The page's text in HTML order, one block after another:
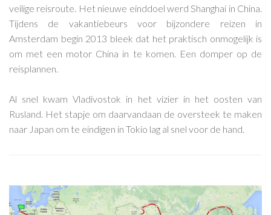
veilige reisroute. Het nieuwe einddoel werd Shanghai in China.
Tijdens de vakantiebeurs voor bijzondere reizen in
Amsterdam begin 2013 bleek dat het praktisch onmogelijk is
om met een motor China in te komen. Een domper op de
reisplannen.
Al snel kwam Vladivostok in het vizier in het oosten van
Rusland. Het stapje om daarvandaan de oversteek te maken
naar Japan om te eindigen in Tokio lag al snel voor de hand.